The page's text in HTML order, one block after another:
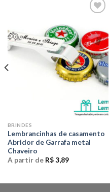
desejos
BRINDES
Lembrancinhas de casamento
Abridor de Garrafa metal
Chaveiro
A partir de R$3,89